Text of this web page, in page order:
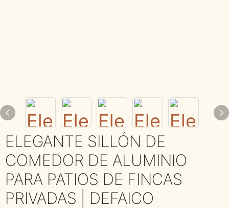
ELEGANTE SILLÓN DE
COMEDOR DE ALUMINIO
PARA PATIOS DE FINCAS
PRIVADAS | DEFAICO